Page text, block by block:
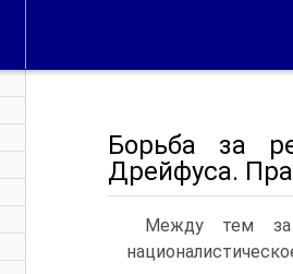
Борьба за
Дрейфуса.
Между тем за